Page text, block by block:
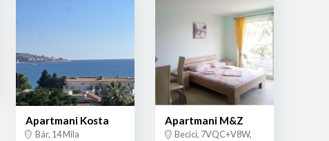
Apartmani Kosta
Bár, 14 Mila
Apartmani M&Z
Becici, 7VQC+V8W,